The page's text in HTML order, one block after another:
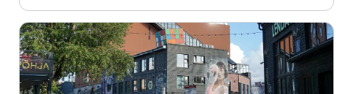
проблема – немилосердные цены в кофейнях
и ресторанах в залах вылета. Но что если…